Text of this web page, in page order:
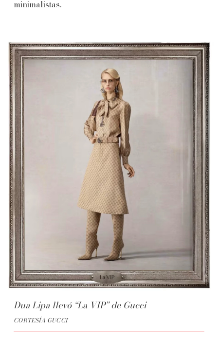
minimalistas.
Dua Lipa llevó “La VIP” de Gucci
CORTESÍA GUCCI